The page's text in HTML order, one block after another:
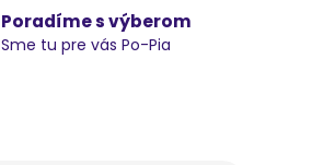
Poradíme s výberom
Sme tu pre vás Po-Pia